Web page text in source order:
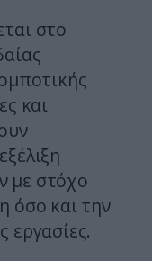
στο
και
με στόχο
όσο και την
εργασίες.